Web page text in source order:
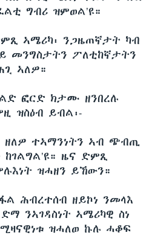
ግብሪ ዝምወል’ዩ።
ኣሜሪካ፡ ንጋዜጠኛታት ካብ
መንግስታትን ፖለቲከኛታትን
ኣለዎ።
ፎርድ ክታሙ ዘንበረሉ
ዝስዕብ ይብል፡-
ዘለዎ ተኣማንነትን ኣብ ጭብጢ
ዜና ድምጺ
ዝሓዘን ይኸውን።
ሕብረተሰብ ዘይኮነ ንመላእ
ንኣገዳስነት ኣሜሪካዊ ስነ
ዝሓለወ ኩሉ ሓቆፍ